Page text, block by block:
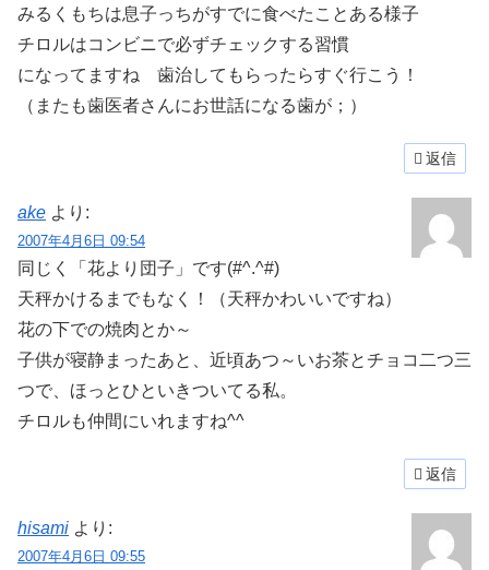
みるくもちは息子っちがすでに食べたことある様子
チロルはコンビニで必ずチェックする習慣
になってますね 歯治してもらったらすぐ行こう！
（またも歯医者さんにお世話になる歯が；）
返信
ake より:
2007年4月6日 09:54
同じく「花より団子」です(#^.^#)
天秤かけるまでもなく！（天秤かわいいですね）
花の下での焼肉とか～
子供が寝静まったあと、近頃あつ～いお茶とチョコ二つ三
つで、ほっとひといきついてる私。
チロルも仲間にいれますね^^
返信
hisami より:
2007年4月6日 09:55